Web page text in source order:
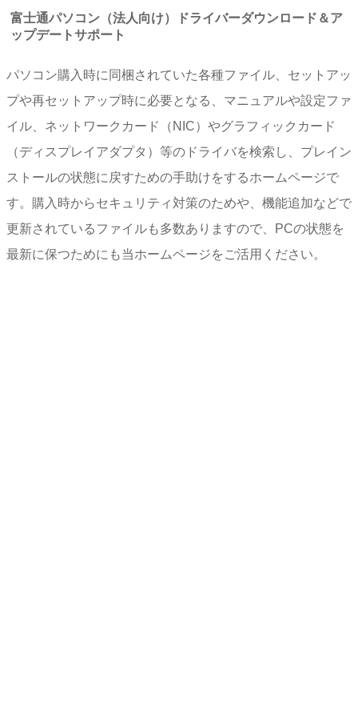
富士通パソコン（法人向け）ドライバーダウンロード＆ア
ップデートサポート
パソコン購入時に同梱されていた各種ファイル、セットアッ
プや再セットアップ時に必要となる、マニュアルや設定ファ
イル、ネットワークカード（NIC）やグラフィックカード
（ディスプレイアダプタ）等のドライバを検索し、プレイン
ストールの状態に戻すための手助けをするホームページで
す。購入時からセキュリティ対策のためや、機能追加などで
更新されているファイルも多数ありますので、PCの状態を
最新に保つためにも当ホームページをご活用ください。